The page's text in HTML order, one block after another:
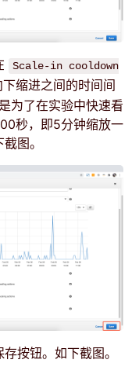
Scale-in cooldown
缩进之间的时间间
为了在实验中快速看
秒，即5分钟缩放一
图。
按钮。如下截图。